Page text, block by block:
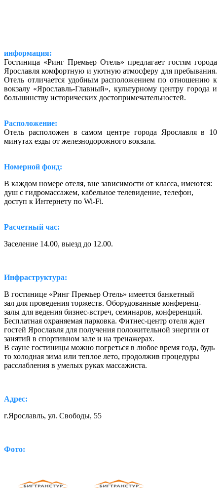
информация:
Гостиница «Ринг Премьер Отель» предлагает гостям города
Ярославля комфортную и уютную атмосферу для пребывания.
Отель отличается удобным расположением по отношению к
вокзалу «Ярославль-Главный», культурному центру города и
большинству исторических достопримечательностей.
Расположение:
Отель расположен в самом центре города Ярославля в 10
минутах езды от железнодорожного вокзала.
Номерной фонд:
В каждом номере отеля, вне зависимости от класса, имеются:
душ с гидромассажем, кабельное телевидение, телефон,
доступ к Интернету по Wi-Fi.
Расчетный час:
Заселение 14.00, выезд до 12.00.
Инфраструктура:
В гостинице «Ринг Премьер Отель» имеется банкетный
зал для проведения торжеств. Оборудованные конференц-
залы для ведения бизнес-встреч, семинаров, конференций.
Бесплатная охраняемая парковка. Фитнес-центр отеля ждет
гостей Ярославля для получения положительной энергии от
занятий в спортивном зале и на тренажерах.
В сауне гостиницы можно погреться в любое время года, будь
то холодная зима или теплое лето, продолжив процедуры
расслабления в умелых руках массажиста.
Адрес:
г.Ярославль, ул. Свободы, 55
Фото: